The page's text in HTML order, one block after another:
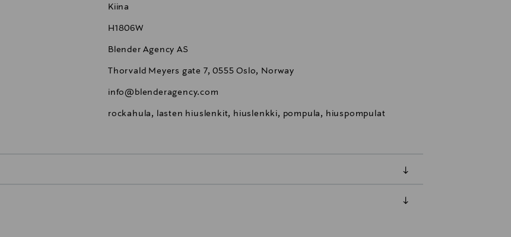
Kiina
H1806W
Blender Agency AS
Thorvald Meyers gate 7, 0555 Oslo, Norway
info@blenderagency.com
rockahula, lasten hiuslenkit, hiuslenkki, pompula, hiuspompulat